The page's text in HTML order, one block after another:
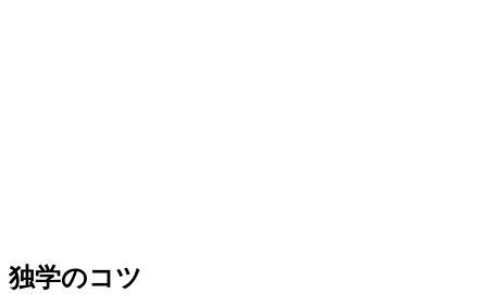
独学のコツ